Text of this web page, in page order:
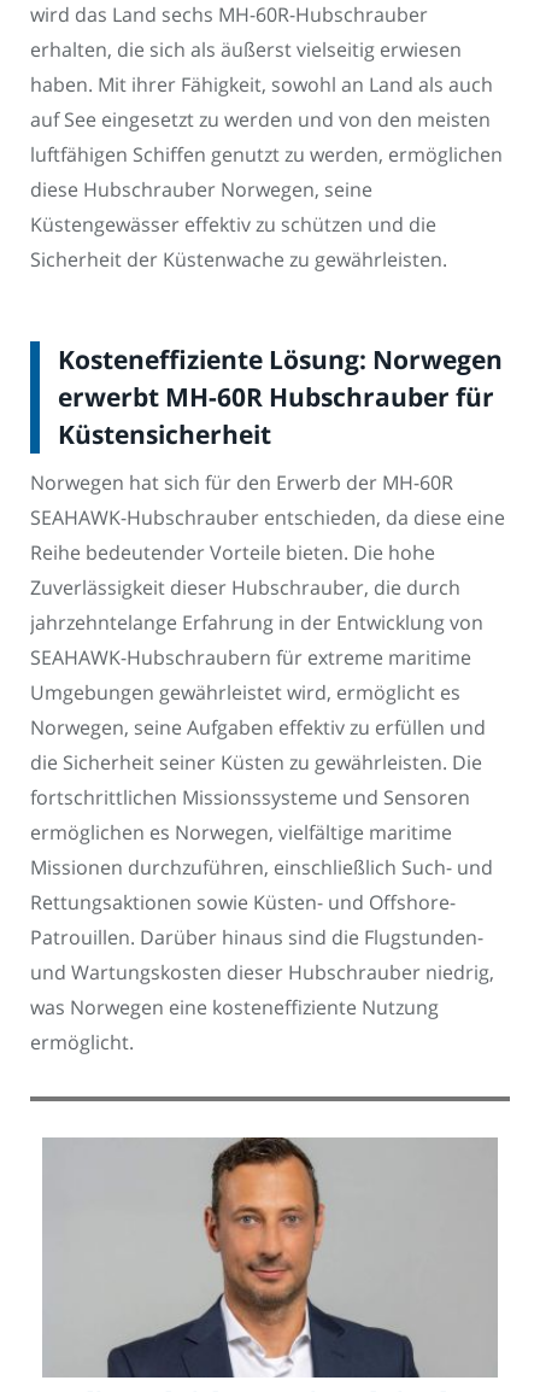
wird das Land sechs MH-60R-Hubschrauber
erhalten, die sich als äußerst vielseitig erwiesen
haben. Mit ihrer Fähigkeit, sowohl an Land als auch
auf See eingesetzt zu werden und von den meisten
luftfähigen Schiffen genutzt zu werden, ermöglichen
diese Hubschrauber Norwegen, seine
Küstengewässer effektiv zu schützen und die
Sicherheit der Küstenwache zu gewährleisten.
Kosteneffiziente Lösung: Norwegen
erwerbt MH-60R Hubschrauber für
Küstensicherheit
Norwegen hat sich für den Erwerb der MH-60R
SEAHAWK-Hubschrauber entschieden, da diese eine
Reihe bedeutender Vorteile bieten. Die hohe
Zuverlässigkeit dieser Hubschrauber, die durch
jahrzehntelange Erfahrung in der Entwicklung von
SEAHAWK-Hubschraubern für extreme maritime
Umgebungen gewährleistet wird, ermöglicht es
Norwegen, seine Aufgaben effektiv zu erfüllen und
die Sicherheit seiner Küsten zu gewährleisten. Die
fortschrittlichen Missionssysteme und Sensoren
ermöglichen es Norwegen, vielfältige maritime
Missionen durchzuführen, einschließlich Such- und
Rettungsaktionen sowie Küsten- und Offshore-
Patrouillen. Darüber hinaus sind die Flugstunden-
und Wartungskosten dieser Hubschrauber niedrig,
was Norwegen eine kosteneffiziente Nutzung
ermöglicht.